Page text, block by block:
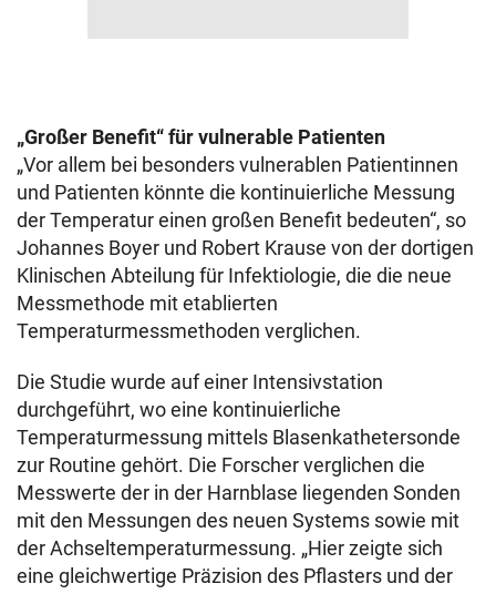
„Großer Benefit“ für vulnerable Patienten
„Vor allem bei besonders vulnerablen Patientinnen
und Patienten könnte die kontinuierliche Messung
der Temperatur einen großen Benefit bedeuten“, so
Johannes Boyer und Robert Krause von der dortigen
Klinischen Abteilung für Infektiologie, die die neue
Messmethode mit etablierten
Temperaturmessmethoden verglichen.
Die Studie wurde auf einer Intensivstation
durchgeführt, wo eine kontinuierliche
Temperaturmessung mittels Blasenkathetersonde
zur Routine gehört. Die Forscher verglichen die
Messwerte der in der Harnblase liegenden Sonden
mit den Messungen des neuen Systems sowie mit
der Achseltemperaturmessung. „Hier zeigte sich
eine gleichwertige Präzision des Pflasters und der